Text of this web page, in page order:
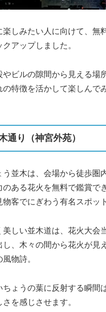
しみたい人に向けて、無
アップしました。
やビルの隙間から見える場
特徴を活かして楽しんで
通り（神宮外苑）
並木は、会場から徒歩圏
のある花火を無料で鑑賞で
客でにぎわう有名スポッ
美しい並木道は、花火大会
し、木々の間から花火が見
物詩。
ちょうの葉に反射する瞬間
を感じさせます。